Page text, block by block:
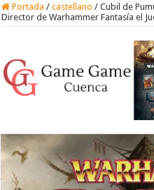
Portada / castellano / Cubil de
Director de Warhammer Fantasía el